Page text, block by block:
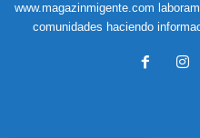
www.magazinmigente.com
comunidades haciendo